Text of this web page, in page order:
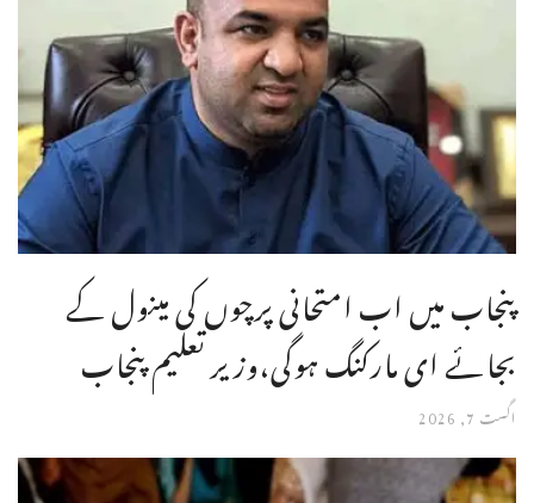
پنجاب میں اب امتحانی پرچوں کی مینول کے
بجائے ای مارکنگ ہوگی،وزیر تعلیم پنجاب
اگست 7, 2026